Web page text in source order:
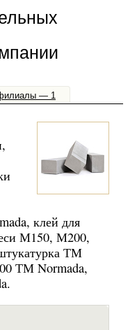
— 1
клей для
М150, М200,
ТМ
ТМ Normada,